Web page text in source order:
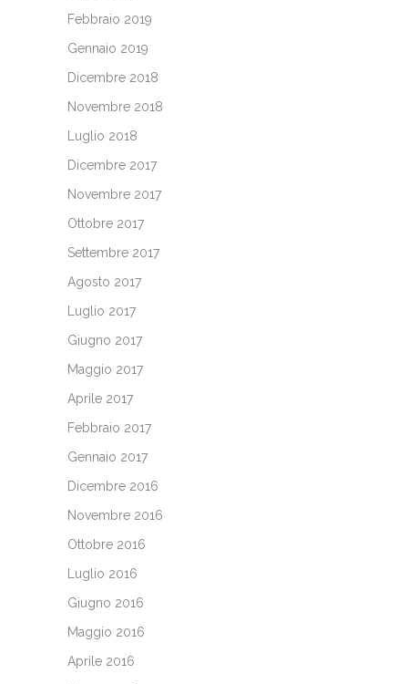
Febbraio 2019
Gennaio 2019
Dicembre 2018
Novembre 2018
Luglio 2018
Dicembre 2017
Novembre 2017
Ottobre 2017
Settembre 2017
Agosto 2017
Luglio 2017
Giugno 2017
Maggio 2017
Aprile 2017
Febbraio 2017
Gennaio 2017
Dicembre 2016
Novembre 2016
Ottobre 2016
Luglio 2016
Giugno 2016
Maggio 2016
Aprile 2016